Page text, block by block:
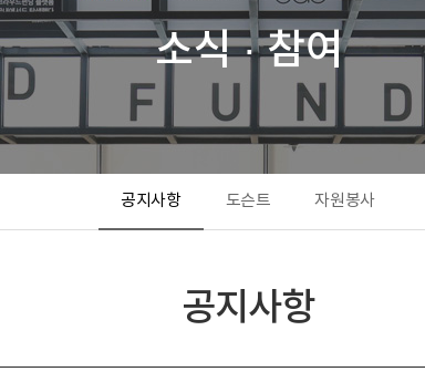
소식 · 참여
공지사항 도슨트 자원봉사
공지사항